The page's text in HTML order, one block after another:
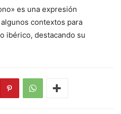
es una expresión
contextos para
ibérico, destacando su